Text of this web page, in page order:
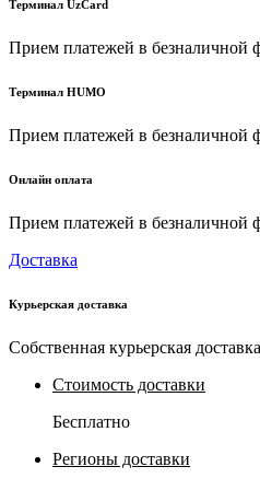
Терминал UzCard
Прием платежей в безналичной
Терминал HUMO
Прием платежей в безналичной
Онлайн оплата
Прием платежей в безналичной
Доставка
Курьерская доставка
Собственная курьерская
Стоимость доставки
Бесплатно
Регионы доставки